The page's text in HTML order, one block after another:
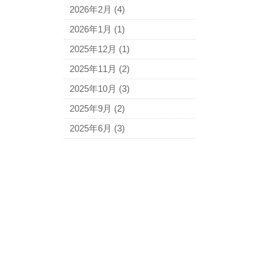
2026年2月 (4)
2026年1月 (1)
2025年12月 (1)
2025年11月 (2)
2025年10月 (3)
2025年9月 (2)
2025年6月 (3)